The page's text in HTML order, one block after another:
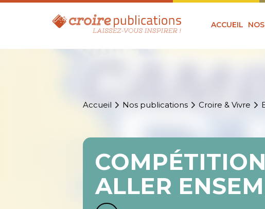
ACCUEIL
Accueil Nos publications Croire & Vivre
ALLER